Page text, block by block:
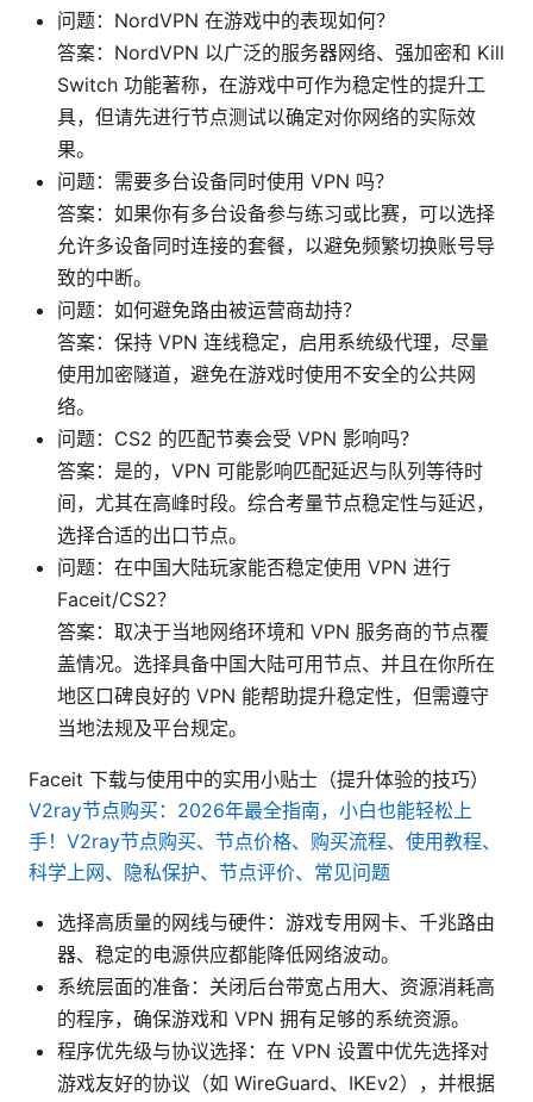
问题：NordVPN 在游戏中的表现如何？
答案：NordVPN 以广泛的服务器网络、强加密和 Kill
Switch 功能著称，在游戏中可作为稳定性的提升工
具，但请先进行节点测试以确定对你网络的实际效
果。
问题：需要多台设备同时使用 VPN 吗？
答案：如果你有多台设备参与练习或比赛，可以选择
允许多设备同时连接的套餐，以避免频繁切换账号导
致的中断。
问题：如何避免路由被运营商劫持？
答案：保持 VPN 连线稳定，启用系统级代理，尽量
使用加密隧道，避免在游戏时使用不安全的公共网
络。
问题：CS2 的匹配节奏会受 VPN 影响吗？
答案：是的，VPN 可能影响匹配延迟与队列等待时
间，尤其在高峰时段。综合考量节点稳定性与延迟，
选择合适的出口节点。
问题：在中国大陆玩家能否稳定使用 VPN 进行
Faceit/CS2？
答案：取决于当地网络环境和 VPN 服务商的节点覆
盖情况。选择具备中国大陆可用节点、并且在你所在
地区口碑良好的 VPN 能帮助提升稳定性，但需遵守
当地法规及平台规定。
Faceit 下载与使用中的实用小贴士（提升体验的技巧）
V2ray节点购买：2026年最全指南，小白也能轻松上
手！V2ray节点购买、节点价格、购买流程、使用教程、
科学上网、隐私保护、节点评价、常见问题
选择高质量的网线与硬件：游戏专用网卡、千兆路由
器、稳定的电源供应都能降低网络波动。
系统层面的准备：关闭后台带宽占用大、资源消耗高
的程序，确保游戏和 VPN 拥有足够的系统资源。
程序优先级与协议选择：在 VPN 设置中优先选择对
游戏友好的协议（如 WireGuard、IKEv2），并根据